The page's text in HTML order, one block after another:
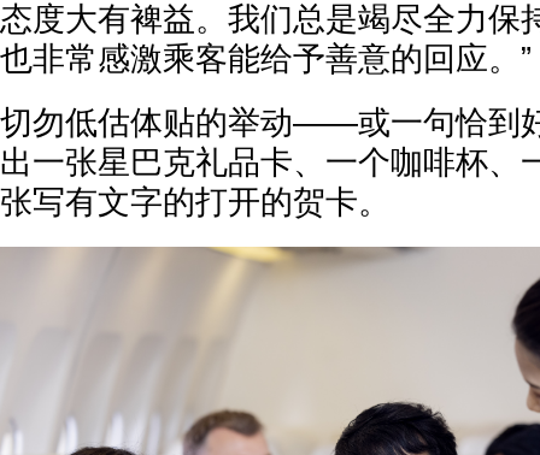
态度大有裨益。我们总是竭尽全力保
也非常感激乘客能给予善意的回应。”
切勿低估体贴的举动——或一句恰到
出一张星巴克礼品卡、一个咖啡杯、
张写有文字的打开的贺卡。